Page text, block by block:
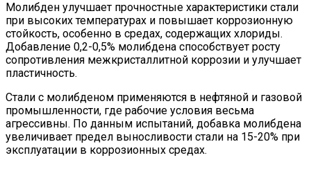
Молибден улучшает прочностные характеристики стали
при высоких температурах и повышает коррозионную
стойкость, особенно в средах, содержащих хлориды.
Добавление 0,2-0,5% молибдена способствует росту
сопротивления межкристаллитной коррозии и улучшает
пластичность.
Стали с молибденом применяются в нефтяной и газовой
промышленности, где рабочие условия весьма
агрессивны. По данным испытаний, добавка молибдена
увеличивает предел выносливости стали на 15-20% при
эксплуатации в коррозионных средах.